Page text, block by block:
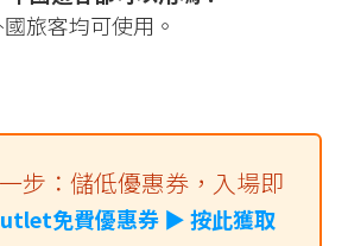
旅客均可使用。
步：儲低優惠券，入場即
免費優惠券 ▶ 按此獲取